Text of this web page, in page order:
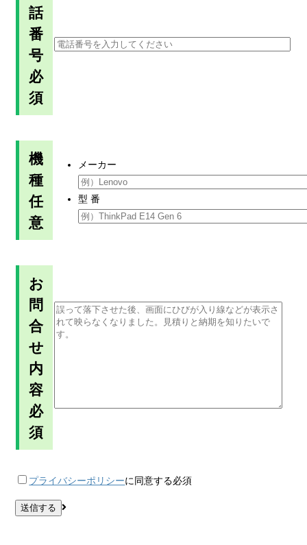
話
番
号
必
須
機
種
任
意
メーカー
型 番
お
問
合
せ
内
容
必
須
プライバシーポリシーに同意する必須